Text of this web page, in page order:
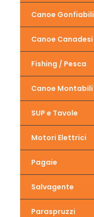
Canoe Gonfiabili
Canoe Canadesi
Fishing / Pesca
Canoe Montabili
SUP e Tavole
Motori Elettrici
Pagaie
Salvagente
Paraspruzzi